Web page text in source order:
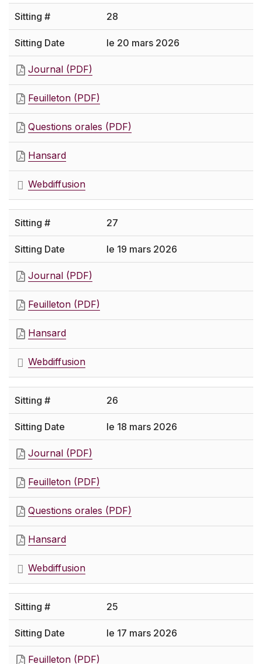
28
le 20 mars 2026
Journal (PDF)
Feuilleton (PDF)
Questions orales (PDF)
Hansard
Webdiffusion
27
le 19 mars 2026
Journal (PDF)
Feuilleton (PDF)
Hansard
Webdiffusion
26
le 18 mars 2026
Journal (PDF)
Feuilleton (PDF)
Questions orales (PDF)
Hansard
Webdiffusion
25
le 17 mars 2026
Feuilleton (PDF)